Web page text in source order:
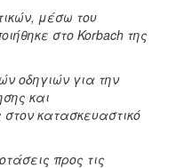
μέσω του
στο Korbach της
οδηγιών για την
και
κατασκευαστικό
προς τις